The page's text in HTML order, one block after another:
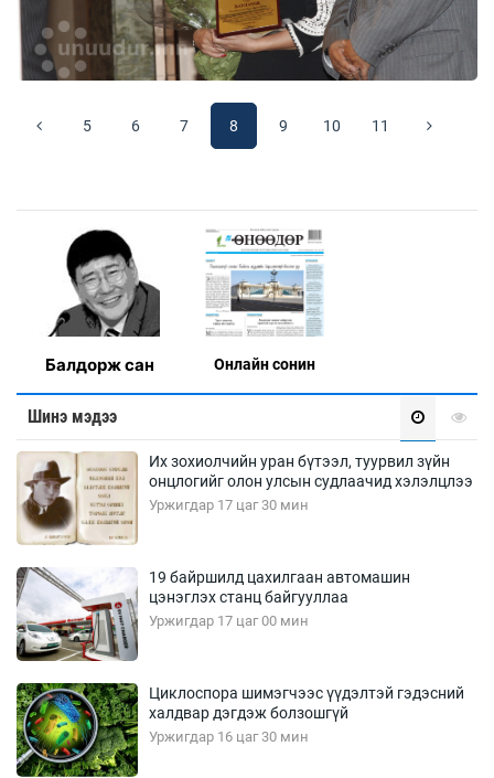
5 6 7 8 9 10 11
Балдорж сан Онлaйн сонин
Шинэ мэдээ
Их зохиолчийн уран бүтээл, туурвил зүйн
онцлогийг олон улсын судлаачид хэлэлцлээ
Уржигдар 17 цаг 30 мин
19 байршилд цахилгаан автомашин
цэнэглэх станц байгууллаа
Уржигдар 17 цаг 00 мин
Циклоспора шимэгчээс үүдэлтэй гэдэсний
халдвар дэгдэж болзошгүй
Уржигдар 16 цаг 30 мин